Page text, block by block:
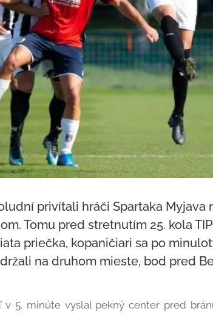
privítali hráči Spartaka Myjava
Tomu pred stretnutím 25. kola
priečka, kopaničiari sa po
na druhom mieste, bod pred
v 5. minúte vyslal pekný center pred